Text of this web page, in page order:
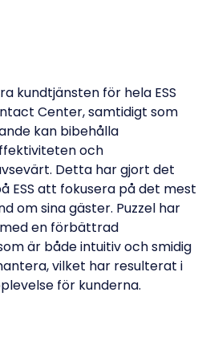
kundtjänsten för hela ESS
Center, samtidigt som
kan bibehålla
och
Detta har gjort det
ESS att fokusera på det mest
om sina gäster. Puzzel har
en förbättrad
är både intuitiv och smidig
vilket har resulterat i
för kunderna.